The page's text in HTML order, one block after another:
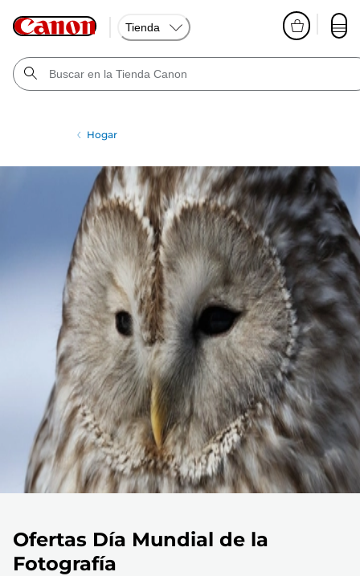
Tienda
Hogar
Ofertas Día Mundial de la
Fotografía